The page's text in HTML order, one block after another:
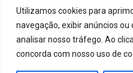
Utilizamos cookies para
navegação, exibir anúncios
analisar nosso tráfego. Ao
concorda com nosso uso de
Perguntas frequentes
Conheça o Max Voice